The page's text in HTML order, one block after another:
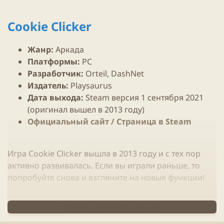
Cookie Clicker
Жанр: Аркада
Платформы: PC
Разработчик: Orteil, DashNet
Издатель: Playsaurus
Дата выхода: Steam версия 1 сентября 2021
(оригинал вышел в 2013 году)
Официальный сайт / Cтраница в Steam
Игра Cookie Clicker вышла в 2013 году и с тех пор
активно развивалась. Если вы играли раньше, то
попробуйте снова и взгляните на новые функции!
печенье!